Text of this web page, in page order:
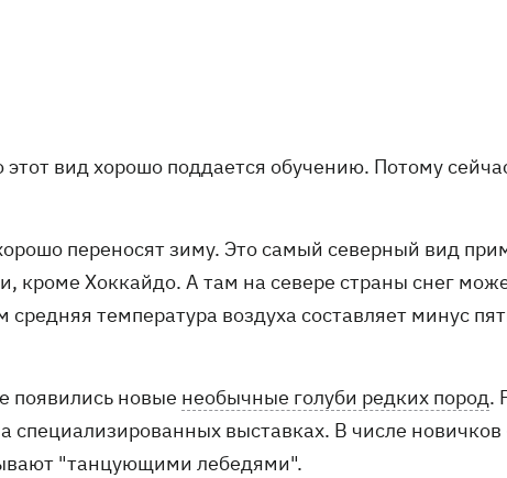
вид хорошо поддается обучению. Потому
переносят зиму. Это самый северный вид
кроме Хоккайдо. А там на севере страны снег
температура воздуха составляет минус
появились новые необычные голуби редких пород.
специализированных выставках. В числе
"танцующими лебедями".